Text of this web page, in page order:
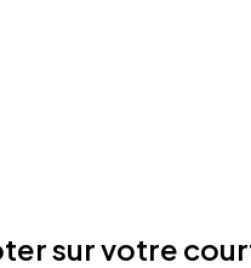
sur votre